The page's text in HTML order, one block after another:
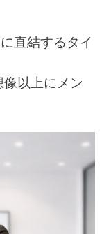
直結するタイ
以上にメン